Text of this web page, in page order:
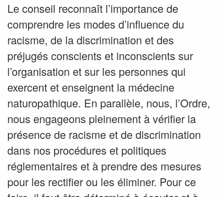
Le conseil reconnaît l’importance de
comprendre les modes d’influence du
racisme, de la discrimination et des
préjugés conscients et inconscients sur
l’organisation et sur les personnes qui
exercent et enseignent la médecine
naturopathique. En parallèle, nous, l’Ordre,
nous engageons pleinement à vérifier la
présence de racisme et de discrimination
dans nos procédures et politiques
réglementaires et à prendre des mesures
pour les rectifier ou les éliminer. Pour ce